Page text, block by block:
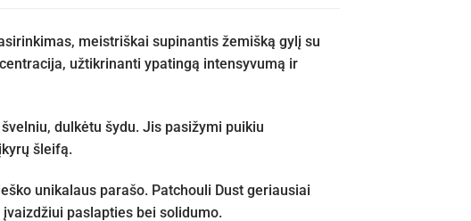
meistriškai supinantis žemišką gylį su
užtikrinanti ypatingą intensyvumą ir
dulkėtu šydu. Jis pasižymi puikiu
šleifą.
unikalaus parašo. Patchouli Dust geriausiai
paslapties bei solidumo.